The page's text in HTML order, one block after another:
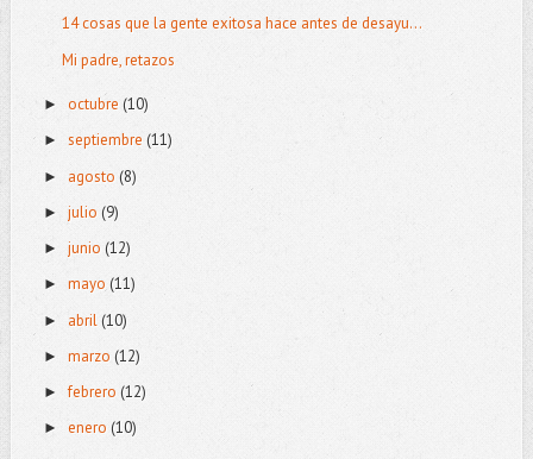
14 cosas que la gente exitosa hace antes de desayu...
Mi padre, retazos
► octubre (10)
► septiembre (11)
► agosto (8)
► julio (9)
► junio (12)
► mayo(11)
► abril(10)
► marzo (12)
►febrero (12)
► enero (10)